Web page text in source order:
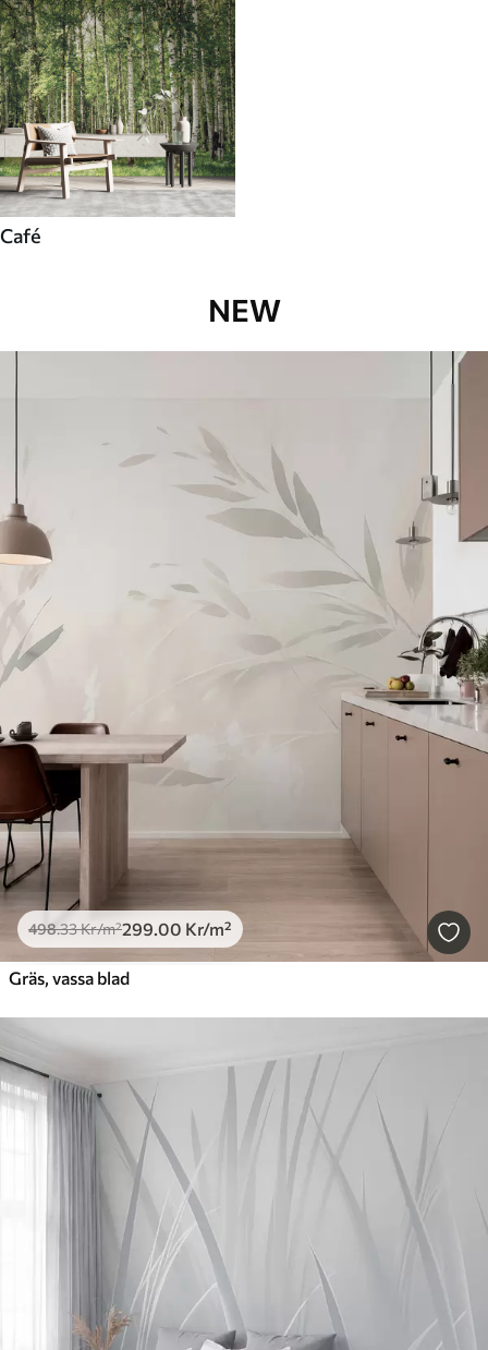
Café
NEW
498.33Kr/m²299.00 Kr/m²
Gräs, vassa blad